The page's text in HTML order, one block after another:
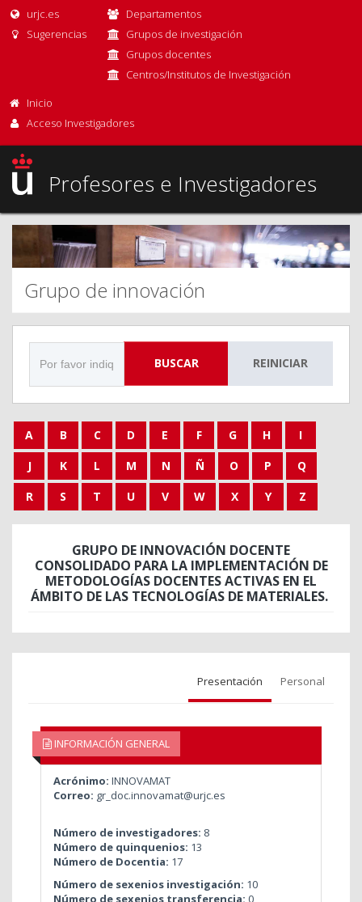
urjc.es
Sugerencias
Departamentos
Grupos de investigación
Grupos docentes
Centros/Institutos de Investigación
Inicio
Acceso Investigadores
Profesores e Investigadores
Grupo de innovación
BUSCAR REINICIAR
A B C D E F G H
I
J
K L M N Ñ O P
Q
R
S T U V W X Y Z
GRUPO DE INNOVACIÓN DOCENTE
CONSOLIDADO PARA LA IMPLEMENTACIÓN DE
METODOLOGÍAS DOCENTES ACTIVAS EN EL
ÁMBITO DE LAS TECNOLOGÍAS DE MATERIALES.
Presentación Personal
INFORMACIÓN GENERAL
Acrónimo: INNOVAMAT
Correo: gr_doc.innovamat@urjc.es
Número de investigadores: 8
Número de quinquenios: 13
Número de Docentia: 17
Número de sexenios investigación: 10
Número de sexenios transferencia: 0